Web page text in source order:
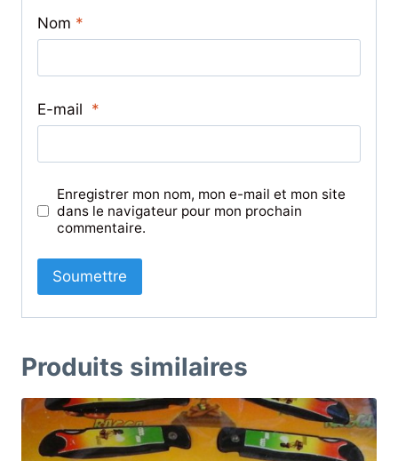
Nom *
E-mail *
Enregistrer mon nom, mon e-mail et mon site
dans le navigateur pour mon prochain
commentaire.
Produits similaires